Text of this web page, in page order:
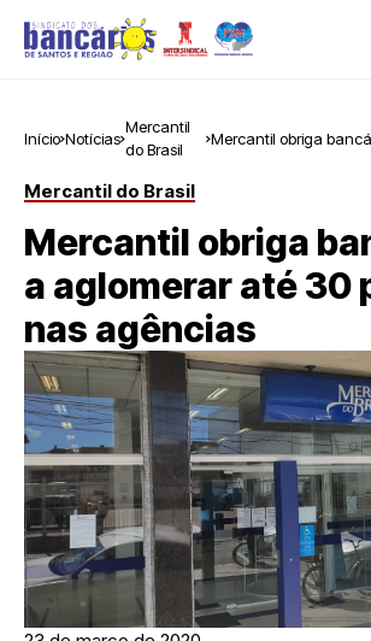
Início Notícias
Mercantil
do Brasil
Mercantil obriga
Mercantil do Brasil
Mercantil obriga
a aglomerar até 30
nas agências